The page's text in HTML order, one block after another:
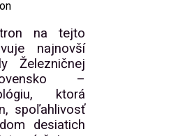
na tejto
najnovší
Železničnej
–
ktorá
spoľahlivosť
desiatich